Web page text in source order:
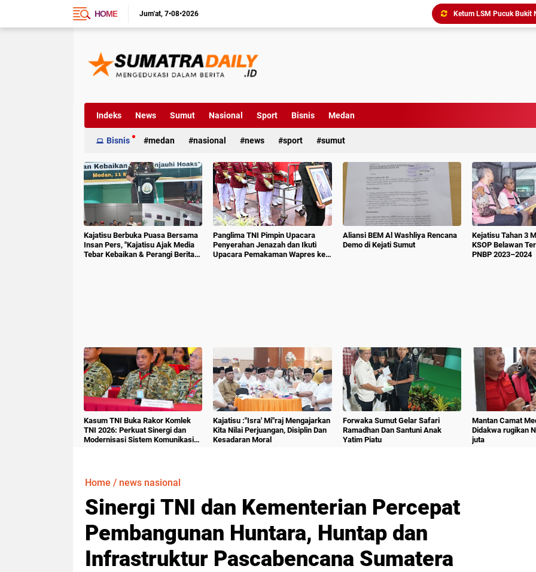
HOME Jum'at 7•08•2026
Triliunan Bantuan
Menindak Lanjuti Arahan
Indeks News Sumut Nasional Sport Bisnis Medan
Bisnis medan nasional news sport sumut
Kajatisu Berbuka Puasa Bersama
Insan Pers, "Kajatisu Ajak Media
Tebar Kebaikan & Perangi Berita
Panglima TNI Pimpin Upacara
Penyerahan Jenazah dan Ikuti
Upacara Pemakaman Wapres ke-
Aliansi BEM Al Washliya Rencana
Demo di Kejati Sumut
Kejatisu Tahan 3
KSOP Belawan
PNBP 2023–2024
Kasum TNI Buka Rakor Komlek
TNI 2026: Perkuat Sinergi dan
Modernisasi Sistem Komunikasi
Kajatisu :"Isra' Mi"raj Mengajarkan
Kita Nilai Perjuangan, Disiplin Dan
Kesadaran Moral
Forwaka Sumut Gelar Safari
Ramadhan Dan Santuni Anak
Yatim Piatu
Mantan Camat
Didakwa rugikan
juta
Home / news nasional
Sinergi TNI dan Kementerian Percepat
Pembangunan Huntara, Huntap dan
Infrastruktur Pascabencana Sumatera